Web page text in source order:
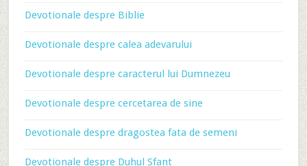
Devotionale despre Biblie
Devotionale despre calea adevarului
Devotionale despre caracterul lui Dumnezeu
Devotionale despre cercetarea de sine
Devotionale despre dragostea fata de semeni
Devotionale despre Duhul Sfant